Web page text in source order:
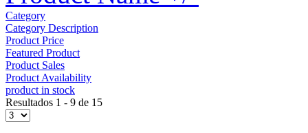
Category
Category Description
Product Price
Featured Product
Product Sales
Product Availability
product in stock
Resultados 1 - 9 de 15